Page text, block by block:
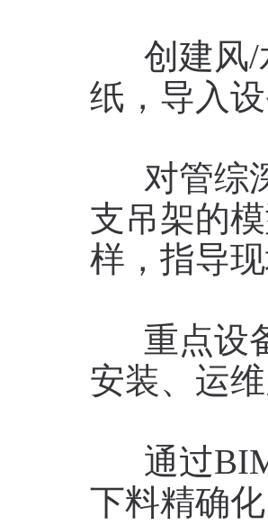
创建风/
纸，导入
对管综深
支吊架的
样，指导
重点设备
安装、运
通过BIM
下料精确